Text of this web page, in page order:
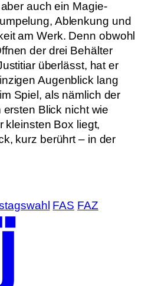
auch ein Magie-
Ablenkung und
am Werk. Denn obwohl
der drei Behälter
überlässt, hat er
Augenblick lang
Spiel, als nämlich der
Blick nicht wie
kleinsten Box liegt,
kurz berührt – in der
FAS FAZ